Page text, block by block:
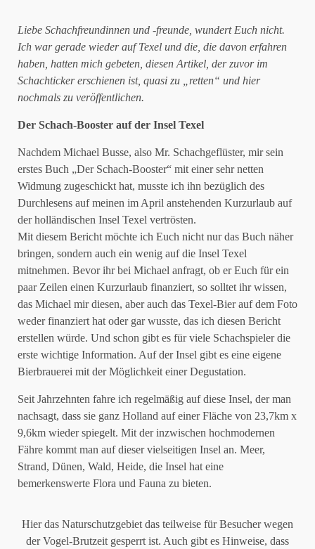
Liebe Schachfreundinnen und -freunde, wundert Euch nicht.
Ich war gerade wieder auf Texel und die, die davon erfahren
haben, hatten mich gebeten, diesen Artikel, der zuvor im
Schachticker erschienen ist, quasi zu „retten“ und hier
nochmals zu veröffentlichen.
Der Schach-Booster auf der Insel Texel
Nachdem Michael Busse, also Mr. Schachgeflüster, mir sein
erstes Buch „Der Schach-Booster“ mit einer sehr netten
Widmung zugeschickt hat, musste ich ihn bezüglich des
Durchlesens auf meinen im April anstehenden Kurzurlaub auf
der holländischen Insel Texel vertrösten.
Mit diesem Bericht möchte ich Euch nicht nur das Buch näher
bringen, sondern auch ein wenig auf die Insel Texel
mitnehmen. Bevor ihr bei Michael anfragt, ob er Euch für ein
paar Zeilen einen Kurzurlaub finanziert, so solltet ihr wissen,
das Michael mir diesen, aber auch das Texel-Bier auf dem Foto
weder finanziert hat oder gar wusste, das ich diesen Bericht
erstellen würde. Und schon gibt es für viele Schachspieler die
erste wichtige Information. Auf der Insel gibt es eine eigene
Bierbrauerei mit der Möglichkeit einer Degustation.
Seit Jahrzehnten fahre ich regelmäßig auf diese Insel, der man
nachsagt, dass sie ganz Holland auf einer Fläche von 23,7km x
9,6km wieder spiegelt. Mit der inzwischen hochmodernen
Fähre kommt man auf dieser vielseitigen Insel an. Meer,
Strand, Dünen, Wald, Heide, die Insel hat eine
bemerkenswerte Flora und Fauna zu bieten.
Hier das Naturschutzgebiet das teilweise für Besucher wegen
der Vogel-Brutzeit gesperrt ist. Auch gibt es Hinweise, dass